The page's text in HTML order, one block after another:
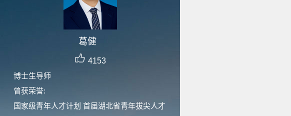
葛健
4153
博士生导师
曾获荣誉:
国家级青年人才计划 首届湖北省青年拔尖人才